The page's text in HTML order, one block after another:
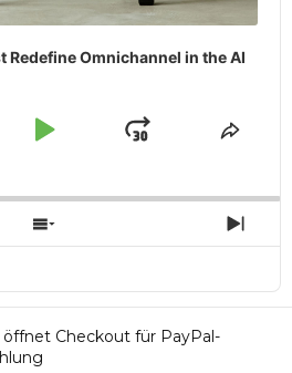
Redefine Omnichannel in the AI
Play
Jump
Share
Show
Episodes
Next
Checkout für PayPal-